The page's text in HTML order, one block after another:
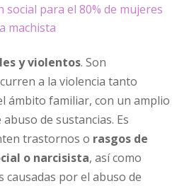
social para el 80% de mujeres
machista
y violentos. Son
a la violencia tanto
ámbito familiar, con un amplio
de sustancias. Es
trastornos o rasgos de
o narcisista, así como
causadas por el abuso de